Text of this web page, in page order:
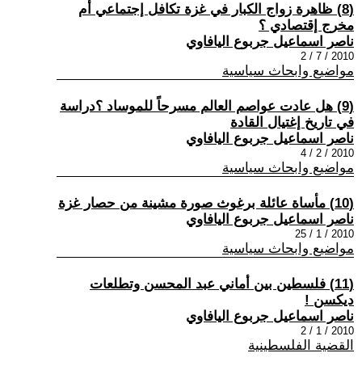
(8) ظاهرة زواج الكبار في غزة تكافل إجتماعي أم
مخرج إقتصادي ؟
ناصر اسماعيل جربوع اليافاوي
2010 / 7 / 2
مواضيع وابحاث سياسية
(9) هل عادت عواصم العالم مسرحاً للموساد ؟دراسة
في تاريخ إغتيال القادة
ناصر اسماعيل جربوع اليافاوي
2010 / 2 / 4
مواضيع وابحاث سياسية
(10) مأساة عائلة برغوث صورة مشينة من حصار غزة
ناصر اسماعيل جربوع اليافاوي
2010 / 1 / 25
مواضيع وابحاث سياسية
(11) فلسطين بين أماني عبد المحسن وتطلعات
ديكسن !
ناصر اسماعيل جربوع اليافاوي
2010 / 1 / 2
القضية الفلسطينية